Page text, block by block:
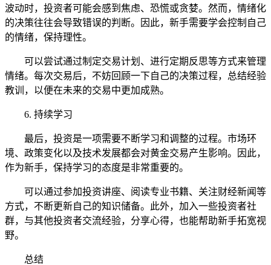
波动时，投资者可能会感到焦虑、恐慌或贪婪。然而，情绪化
的决策往往会导致错误的判断。因此，新手需要学会控制自己
的情绪，保持理性。
可以尝试通过制定交易计划、进行定期反思等方式来管理
情绪。每次交易后，不妨回顾一下自己的决策过程，总结经验
教训，以便在未来的交易中更加成熟。
6. 持续学习
最后，投资是一项需要不断学习和调整的过程。市场环
境、政策变化以及技术发展都会对黄金交易产生影响。因此，
作为新手，保持学习的态度是非常重要的。
可以通过参加投资讲座、阅读专业书籍、关注财经新闻等
方式，不断更新自己的知识储备。此外，加入一些投资者社
群，与其他投资者交流经验，分享心得，也能帮助新手拓宽视
野。
总结